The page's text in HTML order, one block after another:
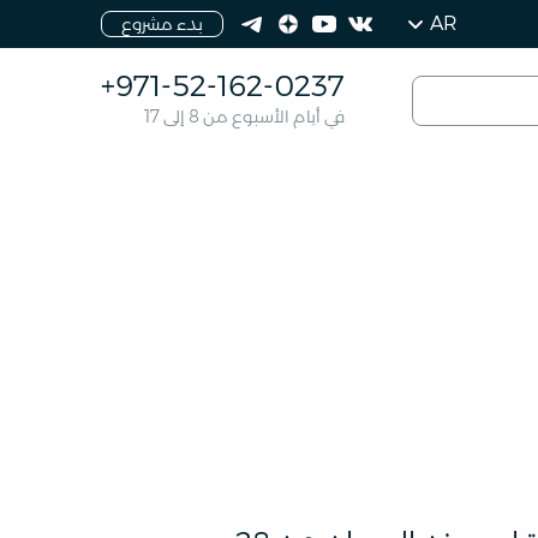
AR بدء مشروع
+971-52-162-0237
في أيام الأسبوع من 8 إلى 17